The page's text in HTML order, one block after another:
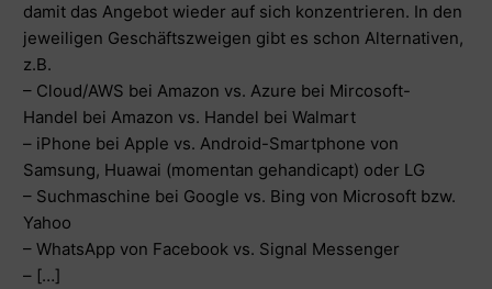
damit das Angebot wieder auf sich konzentrieren. In den
jeweiligen Geschäftszweigen gibt es schon Alternativen,
z.B.
– Cloud/AWS bei Amazon vs. Azure bei Mircosoft-
Handel bei Amazon vs. Handel bei Walmart
– iPhone bei Apple vs. Android-Smartphone von
Samsung, Huawai (momentan gehandicapt) oder LG
– Suchmaschine bei Google vs. Bing von Microsoft bzw.
Yahoo
– WhatsApp von Facebook vs. Signal Messenger
– […]